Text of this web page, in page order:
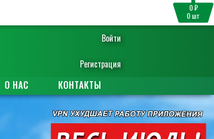
Войти
Регистрация
0 ₽
0шт
О НАС КОНТАКТЫ